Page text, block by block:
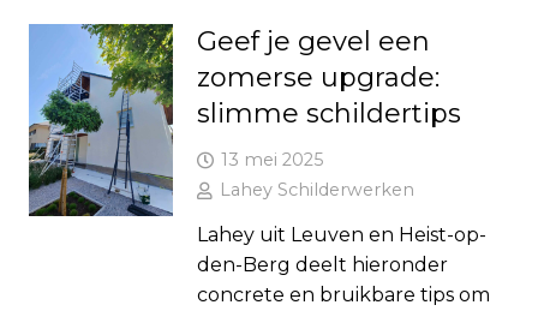
Geef je gevel een
zomerse upgrade:
slimme schildertips
13 mei 2025
Lahey Schilderwerken
Lahey uit Leuven en Heist-op-
den-Berg deelt hieronder
concrete en bruikbare tips om